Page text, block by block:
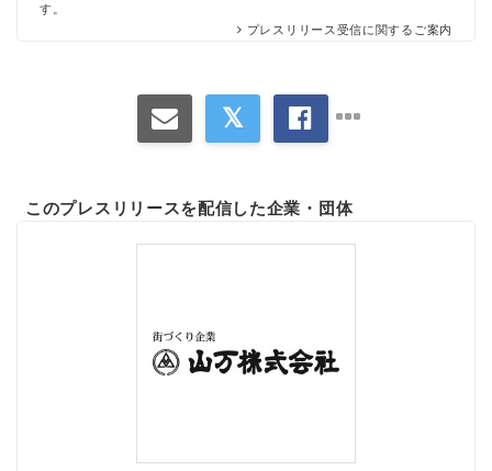
す。
プレスリリース受信に関するご案内
このプレスリリースを配信した企業・団体